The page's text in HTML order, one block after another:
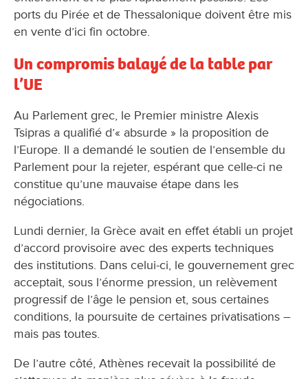
ports du Pirée et de Thessalonique doivent être mis
en vente d’ici fin octobre.
Un compromis balayé de la table par
l’UE
Au Parlement grec, le Premier ministre Alexis
Tsipras a qualifié d’« absurde » la proposition de
l’Europe. Il a demandé le soutien de l’ensemble du
Parlement pour la rejeter, espérant que celle-ci ne
constitue qu’une mauvaise étape dans les
négociations.
Lundi dernier, la Grèce avait en effet établi un projet
d’accord provisoire avec des experts techniques
des institutions. Dans celui-ci, le gouvernement grec
acceptait, sous l’énorme pression, un relèvement
progressif de l’âge le pension et, sous certaines
conditions, la poursuite de certaines privatisations –
mais pas toutes.
De l’autre côté, Athènes recevait la possibilité de